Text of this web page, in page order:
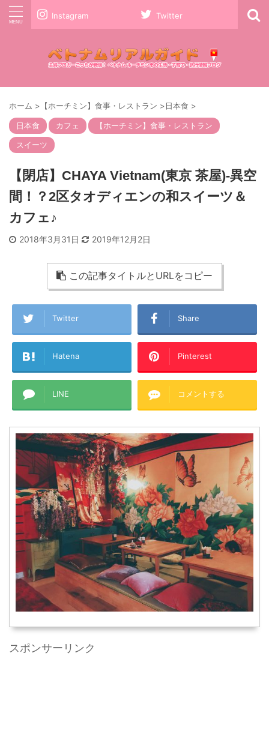
Instagram Twitter
ホーム > 【ホーチミン】食事・レストラン >日本食 >
日本食 カフェ
【ホーチミン】食事・レストラン
スイーツ
【閉店】CHAYA Vietnam(東京 茶屋)-異空
間！？2区タオディエンの和スイーツ＆
カフェ♪
2018年3月31日 2019年12月2日
この記事タイトルとURLをコピー
Twitter Share
Hatena Pinterest
LINE コメントする
スポンサーリンク